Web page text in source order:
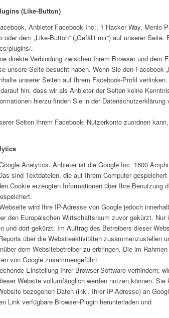
(Like-Button)
Anbieter Facebook Inc., 1 Hacker Way, Menlo
dem „Like-Button“ („Gefällt mir“) auf unserer
plugins/.
direkte Verbindung zwischen Ihrem Browser und dem
unsere Seite besucht haben. Wenn Sie den Facebook
unserer Seiten auf Ihrem Facebook-Profil
hin, dass wir als Anbieter der Seiten keine
hierzu finden Sie in der
Seiten Ihrem Facebook- Nutzerkonto zuordnen
Analytics. Anbieter ist die Google Inc. 1600
sind Textdateien, die auf Ihrem Computer
Cookie erzeugten Informationen über Ihre Benutzung
wird Ihre IP-Adresse von Google jedoch
den Europäischen Wirtschaftsraum zuvor gekürzt.
und dort gekürzt. Im Auftrag des Betreibers dieser
über die Websiteaktivitäten zusammenzustellen
dem Websitebetreiber zu erbringen. Die im
von Google zusammengeführt.
Einstellung Ihrer Browser-Software verhindern;
Website vollumfänglich werden nutzen können. Sie
bezogenen Daten (inkl. Ihrer IP-Adresse) an
Link verfügbare Browser-Plugin herunterladen und